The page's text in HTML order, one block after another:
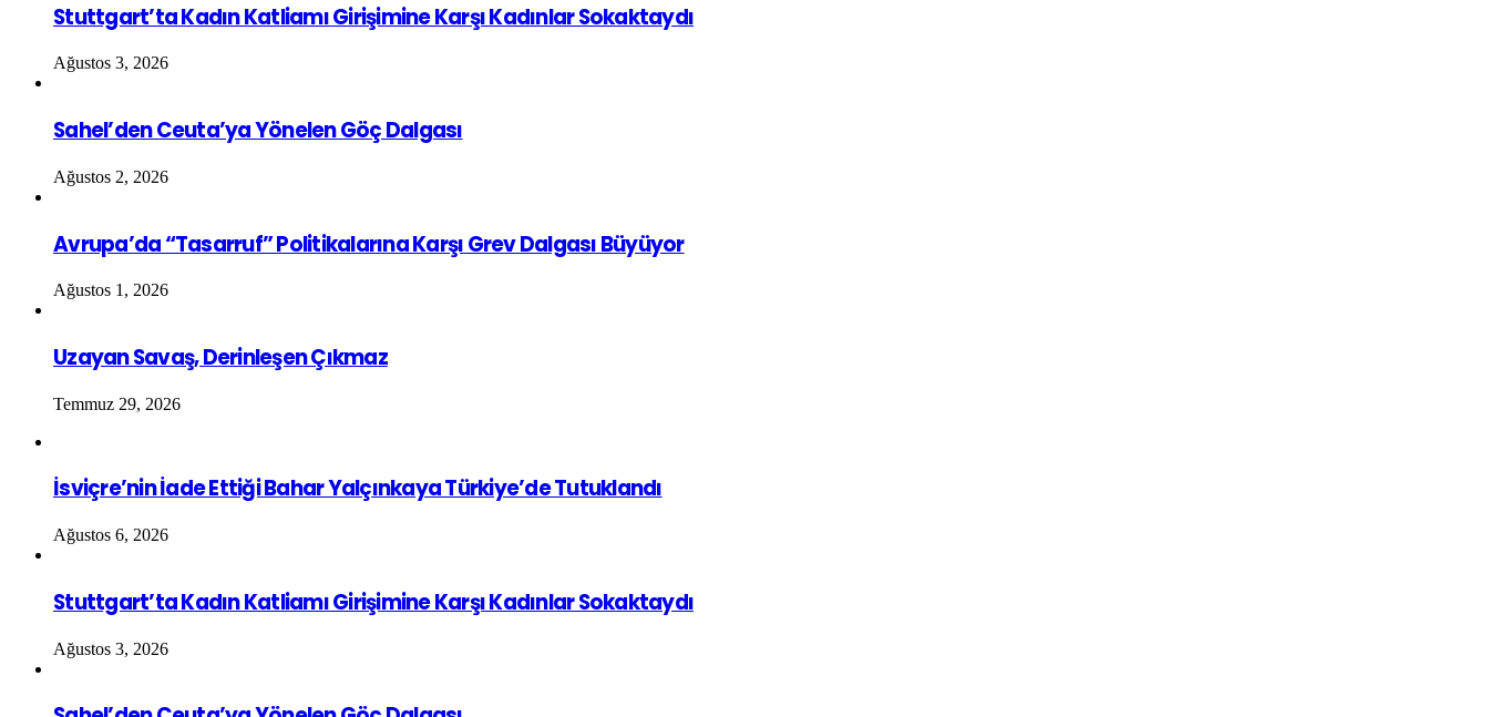
Stuttgart’ta Kadın Katliamı Girişimine Karşı Kadınlar Sokaktaydı
Ağustos 3, 2026
Sahel’den Ceuta’ya Yönelen Göç Dalgası
Ağustos 2, 2026
Avrupa’da “Tasarruf” Politikalarına Karşı Grev Dalgası Büyüyor
Ağustos 1, 2026
Uzayan Savaş, Derinleşen Çıkmaz
Temmuz 29, 2026
İsviçre’nin İade Ettiği Bahar Yalçınkaya Türkiye’de Tutuklandı
Ağustos 6, 2026
Stuttgart’ta Kadın Katliamı Girişimine Karşı Kadınlar Sokaktaydı
Ağustos 3, 2026